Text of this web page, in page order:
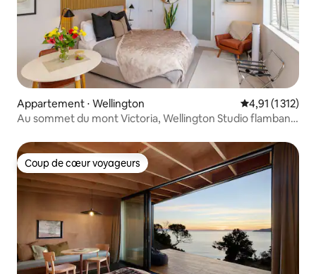
Appartement ⋅ Wellington Évaluation
4,91 (1 312)
Au sommet du mont Victoria, Wellington Studio flambant
Coup de cœur voyageurs
Coup de cœur voyageurs